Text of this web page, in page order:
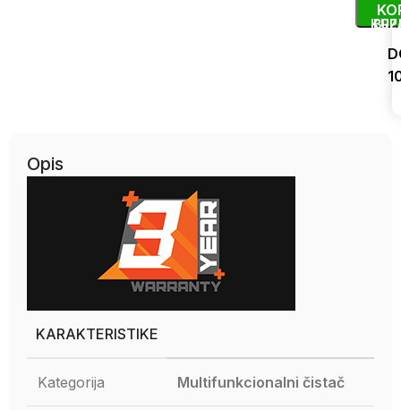
Opis
KARAKTERISTIKE
Kategorija Multifunkcionalni čistač